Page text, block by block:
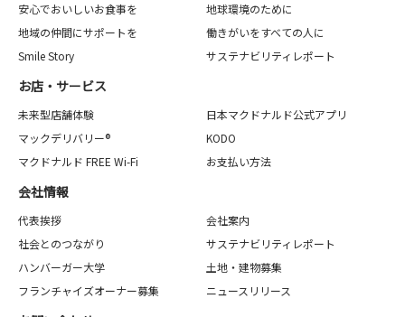
安心でおいしいお食事を
地球環境のために
地域の仲間にサポートを
働きがいをすべての人に
Smile Story
サステナビリティレポート
お店・サービス
未来型店舗体験
日本マクドナルド公式アプリ
マックデリバリー®
KODO
マクドナルド FREE Wi-Fi
お支払い方法
会社情報
代表挨拶
会社案内
社会とのつながり
サステナビリティレポート
ハンバーガー大学
土地・建物募集
フランチャイズオーナー募集
ニュースリリース